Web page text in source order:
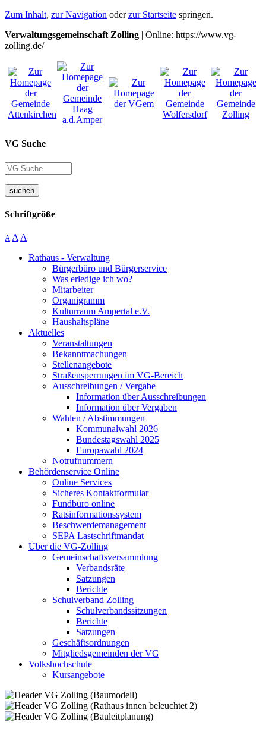
Zum Inhalt, zur Navigation oderzur Startseite springen.
Verwaltungsgemeinschaft Zolling | Online: https://www.vg-
zolling.de/
VG Suche
suchen
Schriftgröße
A A A
Rathaus - Verwaltung
Bürgerbüro und Bürgerservice
Was erledige ich wo?
Mitarbeiter
Organigramm
Kulturraum Ampertal e.V.
Haushaltspläne
Aktuelles
Veranstaltungen
Bekanntmachungen
Stellenangebote
Straßensperrungen im VG-Bereich
Ausschreibungen / Vergabe
Information über Ausschreibungen
Information über Vergaben
Wahlen / Abstimmungen
Kommunalwahl 2026
Bundestagswahl 2025
Europawahl 2024
Notrufnummern
Behördenservice Online
Online Services
Sicheres Kontaktformular
Fundbüro online
Ratsinformationssystem
Beschwerdemanagement
SEPA Lastschriftmandat
Über die VG-Zolling
Gemeinschaftsversammlung
Verbandsräte
Satzungen
Berichte
Schulverband Zolling
Schulverbandssitzungen
Berichte
Satzungen
Geschäftsordnungen
Mitgliedsgemeinden der VG
Volkshochschule
Kursangebote